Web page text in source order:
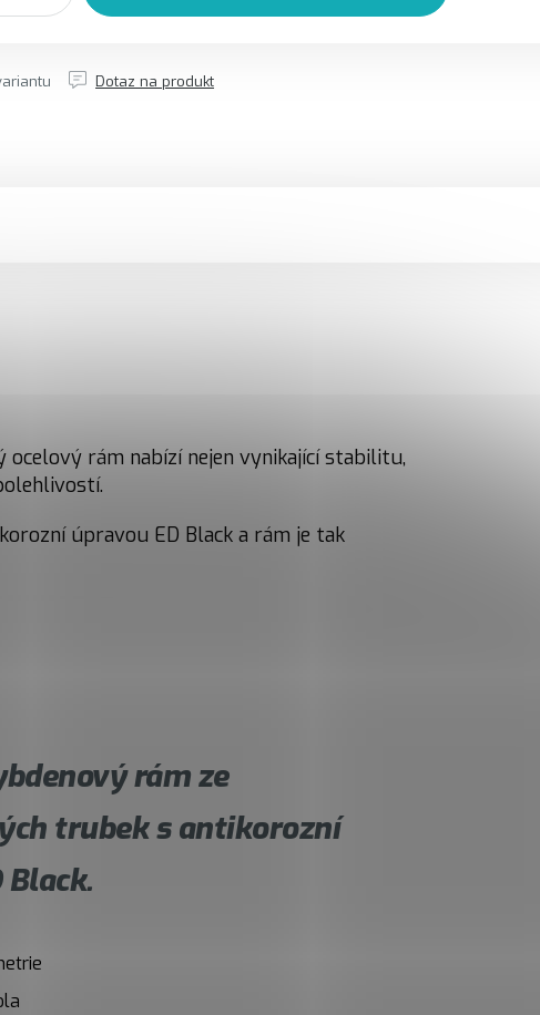
Dotaz na produkt
ocelový rám nabízí nejen vynikající stabilitu,
úpravou ED Black a rám je tak
rám ze
trubek s antikorozní
Black.